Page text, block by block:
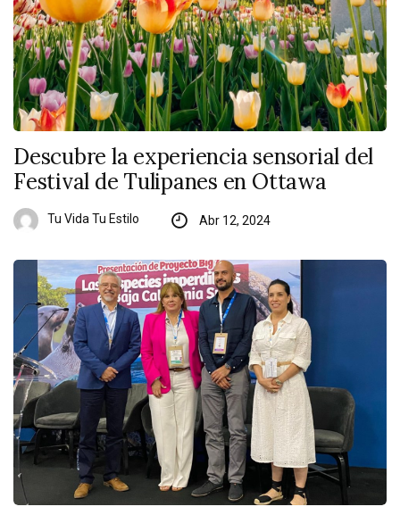
Descubre la experiencia sensorial del
Festival de Tulipanes en Ottawa
Tu Vida Tu Estilo Abr 12, 2024